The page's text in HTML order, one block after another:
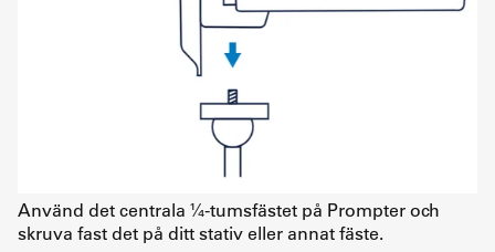
Använd det centrala ¼-tumsfästet på Prompter och
skruva fast det på ditt stativ eller annat fäste.